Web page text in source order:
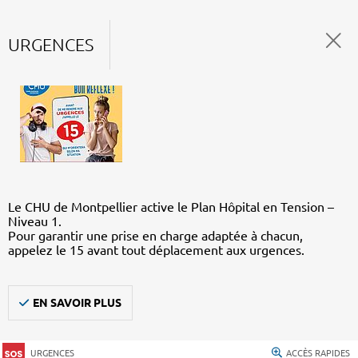
URGENCES
Le CHU de Montpellier active le Plan Hôpital en Tension –
Niveau 1.
Pour garantir une prise en charge adaptée à chacun,
appelez le 15 avant tout déplacement aux urgences.
EN SAVOIR PLUS
URGENCES ACCÈS RAPIDES